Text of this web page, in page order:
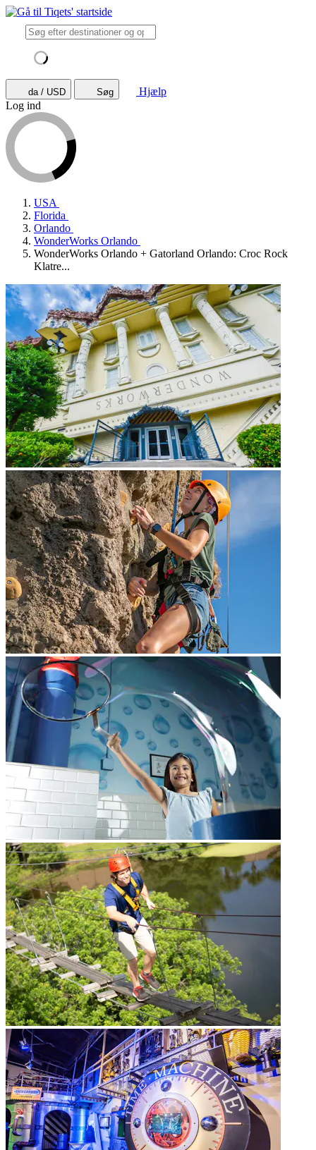
da / USD Søg
Hjælp
Log ind
USA
Florida
Orlando
WonderWorks Orlando
WonderWorks Orlando + Gatorland Orlando: Croc Rock
Klatre...